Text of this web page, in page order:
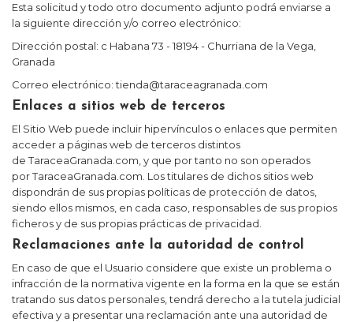
Esta solicitud y todo otro documento adjunto podrá enviarse a
la siguiente dirección y/o correo electrónico:
Dirección postal: c Habana 73 - 18194 - Churriana de la Vega,
Granada
Correo electrónico:tienda@taraceagranada.com
Enlaces a sitios web de terceros
El Sitio Web puede incluir hipervínculos o enlaces que permiten
acceder a páginas web de terceros distintos
deTaraceaGranada.com , y que por tanto no son operados
porTaraceaGranada.com . Los titulares de dichos sitios web
dispondrán de sus propias políticas de protección de datos,
siendo ellos mismos, en cada caso, responsables de sus propios
ficheros y de sus propias prácticas de privacidad.
Reclamaciones ante la autoridad de control
En caso de que el Usuario considere que existe un problema o
infracción de la normativa vigente en la forma en la que se están
tratando sus datos personales, tendrá derecho a la tutela judicial
efectiva y a presentar una reclamación ante una autoridad de